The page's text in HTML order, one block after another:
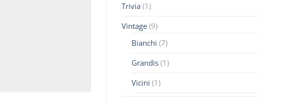
Trivia (1)
Vintage (9)
Bianchi (7)
Grandis (1)
Vicini (1)